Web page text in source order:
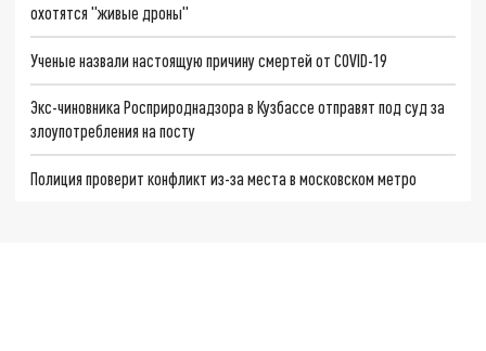
охотятся "живые дроны"
Ученые назвали настоящую причину смертей от COVID-19
Экс-чиновника Росприроднадзора в Кузбассе отправят под суд за
злоупотребления на посту
Полиция проверит конфликт из-за места в московском метро